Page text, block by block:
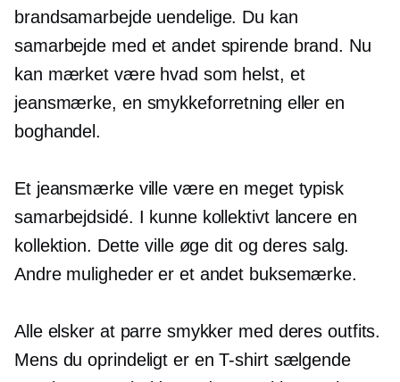
brandsamarbejde uendelige. Du kan
samarbejde med et andet spirende brand. Nu
kan mærket være hvad som helst, et
jeansmærke, en smykkeforretning eller en
boghandel.
Et jeansmærke ville være en meget typisk
samarbejdsidé. I kunne kollektivt lancere en
kollektion. Dette ville øge dit og deres salg.
Andre muligheder er et andet buksemærke.
Alle elsker at parre smykker med deres outfits.
Mens du oprindeligt er enT-shirtsælgende